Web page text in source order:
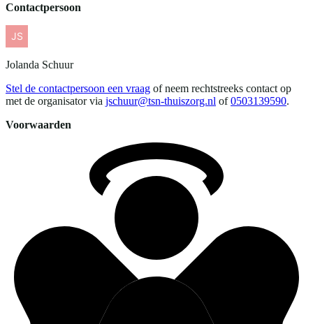
Contactpersoon
Jolanda Schuur
Stel de contactpersoon een vraag of neem rechtstreeks contact op
met de organisator via jschuur@tsn-thuiszorg.nl of 0503139590.
Voorwaarden